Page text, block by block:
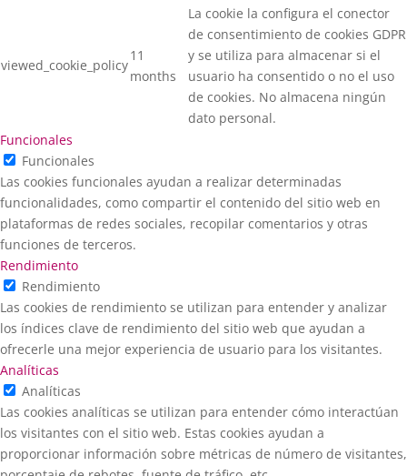
viewed_cookie_policy
11
months
La cookie la configura el conector
de consentimiento de cookies GDPR
y se utiliza para almacenar si el
usuario ha consentido o no el uso
de cookies. No almacena ningún
dato personal.
Funcionales
Funcionales
Las cookies funcionales ayudan a realizar determinadas
funcionalidades, como compartir el contenido del sitio web en
plataformas de redes sociales, recopilar comentarios y otras
funciones de terceros.
Rendimiento
Rendimiento
Las cookies de rendimiento se utilizan para entender y analizar
los índices clave de rendimiento del sitio web que ayudan a
ofrecerle una mejor experiencia de usuario para los visitantes.
Analíticas
Analíticas
Las cookies analíticas se utilizan para entender cómo interactúan
los visitantes con el sitio web. Estas cookies ayudan a
proporcionar información sobre métricas de número de visitantes,